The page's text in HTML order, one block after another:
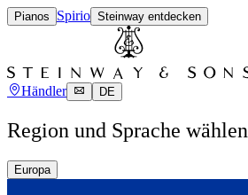
Pianos Spirio Steinway entdecken
Händler DE
Region und Sprache wählen
Europa